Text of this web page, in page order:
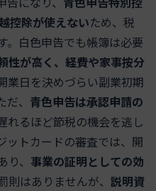
控除が使えないため、税
。白色申告でも帳簿は必要
性が高く、経費や家事按分
業日を決めづらい副業初期
、 青色申告は承認申請の
れるほど節税の機会を逃し
ットカードの審査では、開
、 事業の証明としての効
はありませんが、 説明資